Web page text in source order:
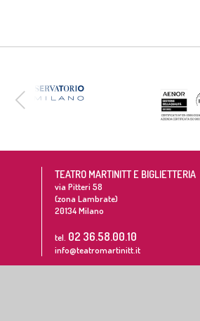
TEATRO MARTINITT E BIGLIETTERIA
via Pitteri 58
(zona Lambrate)
20134Milano
tel. 02 36.58.00.10
info@teatromartinitt.it